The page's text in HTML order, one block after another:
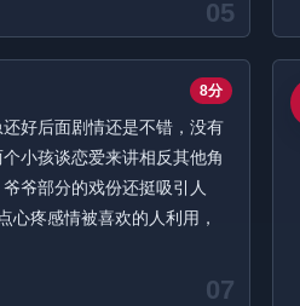
05
07
8分
好后面剧情还是不错，没有
小孩谈恋爱来讲相反其他角
爷部分的戏份还挺吸引人
心疼感情被喜欢的人利用，